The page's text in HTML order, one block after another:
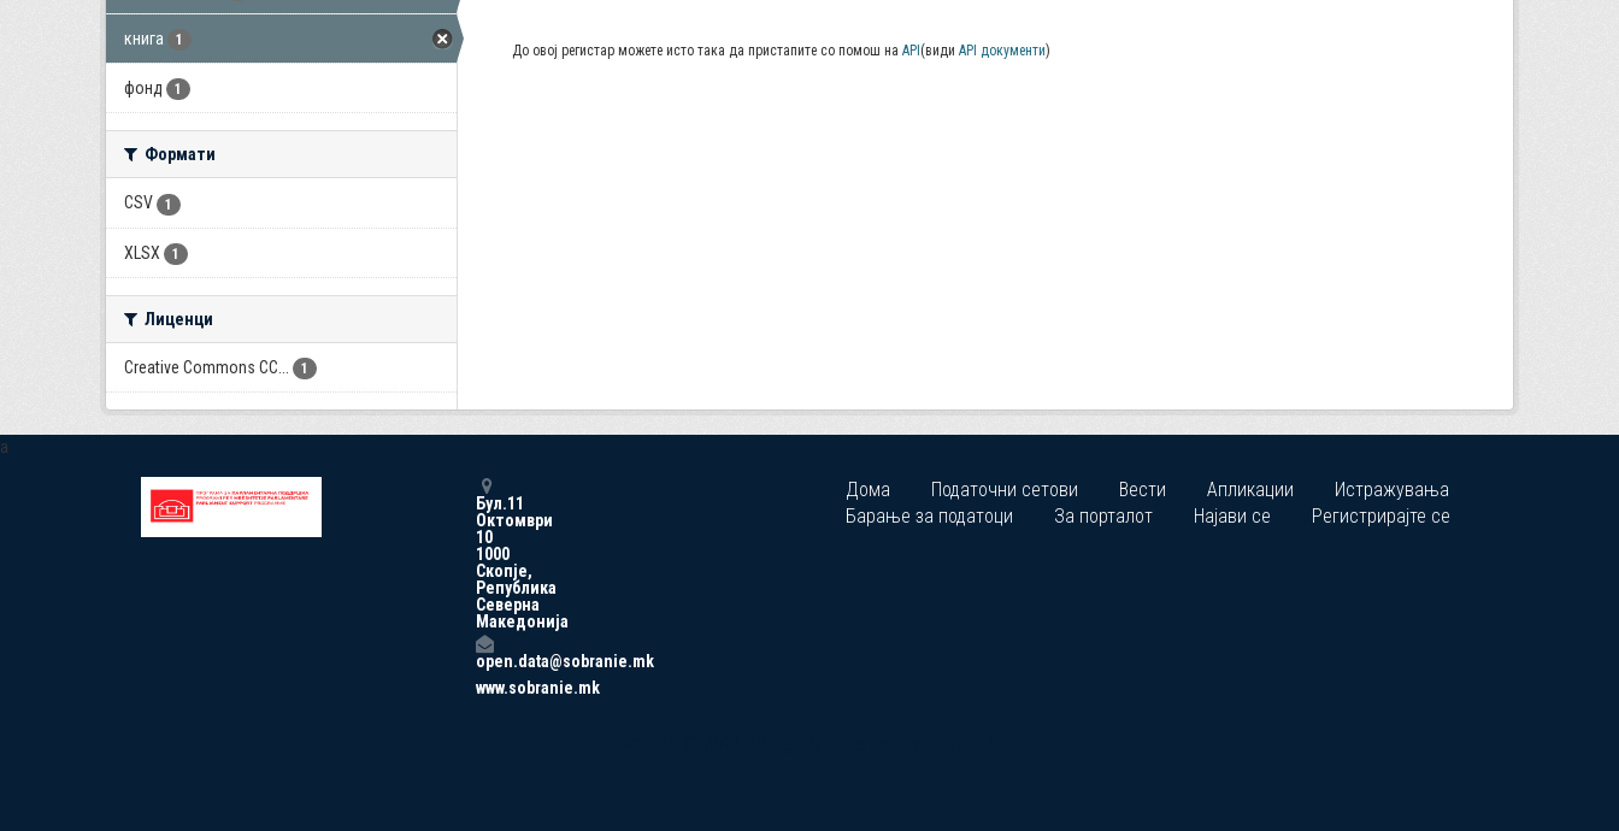
книга 1
фонд 1
Формати
CSV 1
XLSX 1
Лиценци
Creative Commons CC... 1
До овој регистар можете исто така да пристапите со помош на API (види API документи)
a
Бул.11
Октомври
10
1000
Скопје,
Република
Северна
Македонија
open.data@sobranie.mk
www.sobranie.mk
Дома Податочни сетови Вести Апликации
Истражувања
Барање за податоци
За порталот Најави се Регистрирајте се